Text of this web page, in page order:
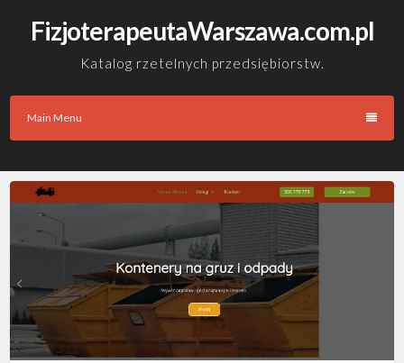
FizjoterapeutaWarszawa.com.pl
Katalog rzetelnych przedsiębiorstw.
Main Menu